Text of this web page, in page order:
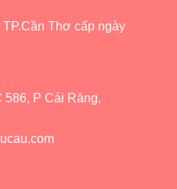
Thơ cấp ngày
586, P Cái Răng,